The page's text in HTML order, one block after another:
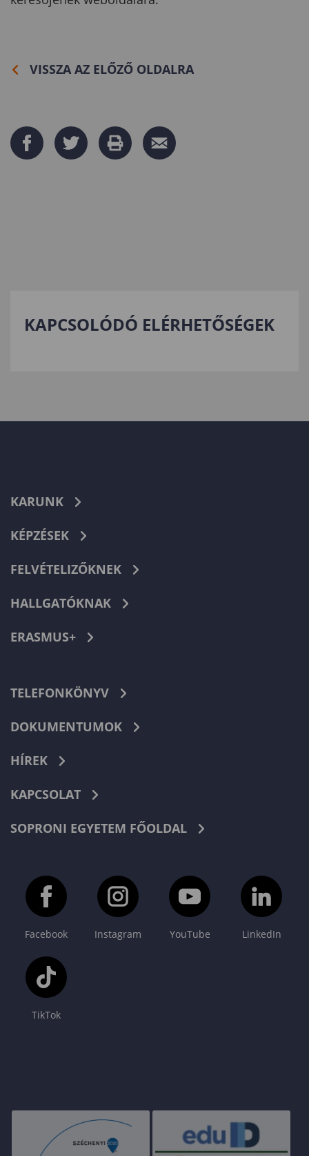
VISSZA AZ ELŐZŐ OLDALRA
KAPCSOLÓDÓ ELÉRHETŐSÉGEK
KARUNK
KÉPZÉSEK
FELVÉTELIZŐKNEK
HALLGATÓKNAK
ERASMUS+
TELEFONKÖNYV
DOKUMENTUMOK
HÍREK
KAPCSOLAT
SOPRONI EGYETEM FŐOLDAL
Facebook Instagram YouTube LinkedIn
TikTok